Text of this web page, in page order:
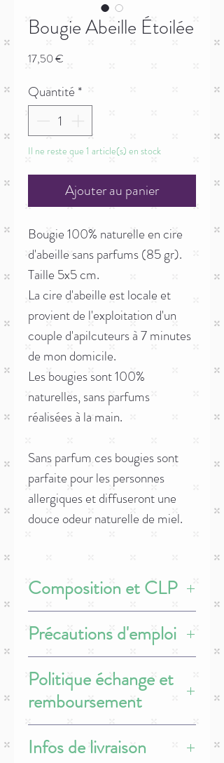
Bougie Abeille Étoilée
17,50 €
Quantité *
Il ne reste que 1 article(s) en stock
Ajouter au panier
Bougie 100% naturelle en cire
d'abeille sans parfums (85 gr).
Taille 5x5 cm.
La cire d'abeille est locale et
provient de l'exploitation d'un
couple d'apilcuteurs à 7 minutes
de mon domicile.
Les bougies sont 100%
naturelles, sans parfums
réalisées à la main.
Sans parfum ces bougies sont
parfaite pour les personnes
allergiques et diffuseront une
douce odeur naturelle de miel.
Composition et CLP
Précautions d'emploi
rester hors de portée des enfants et des
animaux
- Ne pas laisser une bougie ou un brûleur
sans surveillance.
- Éteignez vos bougies avant de quitter
votre pièce ou d’aller au lit.
Politique échange et
remboursement
remboursables. Le client dispose d’un délai
Infos de livraison